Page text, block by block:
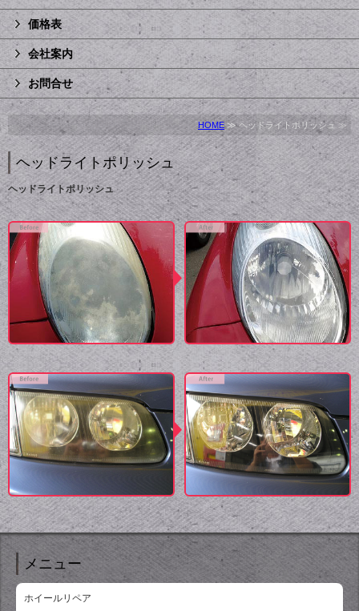
価格表
会社案内
お問合せ
HOME≫ ヘッドライトポリッシュ ≫
ヘッドライトポリッシュ
ヘッドライトポリッシュ
メニュー
ホイールリペア